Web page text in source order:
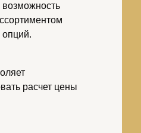
расчет цены